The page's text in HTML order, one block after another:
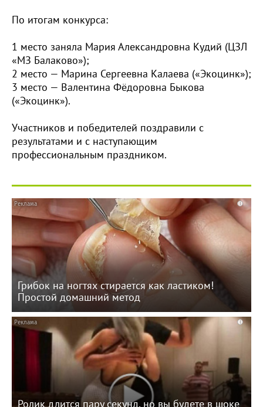
По итогам конкурса:
1 место заняла Мария Александровна Кудий (ЦЗЛ
«МЗ Балаково»);
2 место — Марина Сергеевна Калаева («Экоцинк»);
3 место — Валентина Фёдоровна Быкова
(«Экоцинк»).
Участников и победителей поздравили с
результатами и с наступающим
профессиональным праздником.
i
Грибок на ногтях стирается как ластиком!
Простой домашний метод
i
Ролик длится пару секунд, но вы будете в шоке